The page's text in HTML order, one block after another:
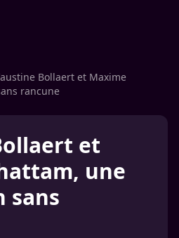
Bollaert et Maxime
rancune
et
une
sans